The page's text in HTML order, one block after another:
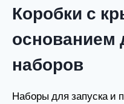
Коробки с
основанием
наборов
Наборы для запуска и